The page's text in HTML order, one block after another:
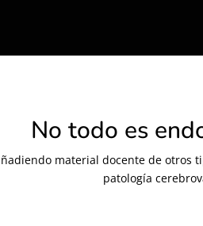
No todo es
material docente de
patología